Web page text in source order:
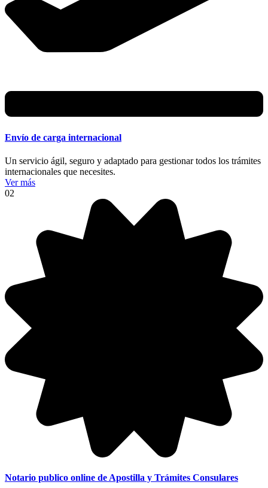
Envío de carga internacional
Un servicio ágil, seguro y adaptado para gestionar todos los trámites
internacionales que necesites.
Ver más
02
Notario publico online de Apostilla y Trámites Consulares